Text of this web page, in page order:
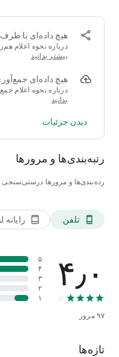
- در جایی که یک کلمه
رنگ آبی مشخص شده است) می
ای را انتخاب کنید که با متن
*) رونویسی های آمریکایی
کارنگی ملون باز است.
هیچ داده‌ای با
درباره نحوه اعلام
بیشتر بدانید
هیچ داده‌ای
درباره نحوه اعلام
بدانید
دیدن جزئیات
رتبه‌بندی‌ها و مرورها
رده‌بندی‌ها و مرورها
phone_android تلفن tablet_android
۴٫۰
۹۷مرور
۵
۴
۳
۲
۱
تازه‌ها